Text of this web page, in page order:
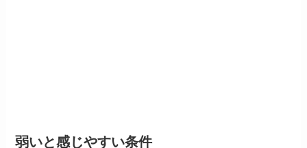
弱いと感じやすい条件